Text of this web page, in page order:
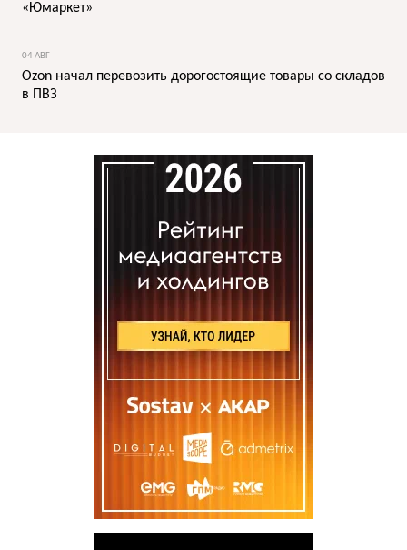
«Юмаркет»
04 АВГ
Ozon начал перевозить дорогостоящие товары со складов
в ПВЗ